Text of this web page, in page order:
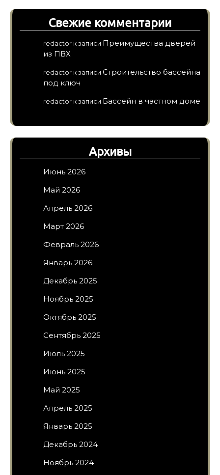
Свежие комментарии
redactor к записи Преимущества дверей
из ПВХ
redactor к записи Строительство бассейна
под ключ
redactor к записи Бассейн в частном доме
Архивы
Июнь 2026
Май 2026
Апрель 2026
Март 2026
Февраль 2026
Январь 2026
Декабрь 2025
Ноябрь 2025
Октябрь 2025
Сентябрь 2025
Июль 2025
Июнь 2025
Май 2025
Апрель 2025
Январь 2025
Декабрь 2024
Ноябрь 2024